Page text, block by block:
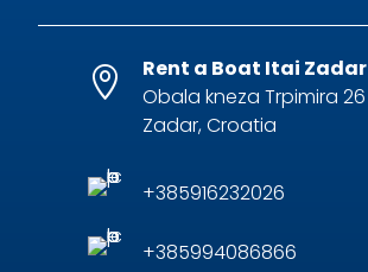

Rent a Boat Itai Zadar
Obala kneza Trpimira 26
Zadar, Croatia
+385916232026
+385994086866